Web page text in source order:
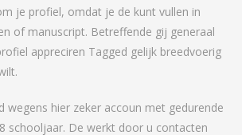
je profiel, omdat je de kunt vullen in
of manuscript. Betreffende gij generaal
appreciren Tagged gelijk breedvoerig
wegens hier zeker accoun met gedurende
schooljaar. De werkt door u contacten